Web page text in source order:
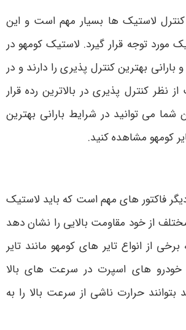
لاستیک ها بسیار مهم است و این
مورد توجه قرار گیرد. لاستیک کومهو در
بهترین کنترل پذیری را دارند و در
نظر کنترل پذیری در بالاترین رده قرار
شما می توانید در شرایط بارانی بهترین
کومهو مشاهده کنید.
فاکتور های مهم است که باید لاستیک
از خود مقاومت بالایی را نشان دهد
از انواع تایر های کومهو مانند تایر
خودرو های اسپرت در سرعت های بالا
حرارت ناشی از سرعت بالا را به